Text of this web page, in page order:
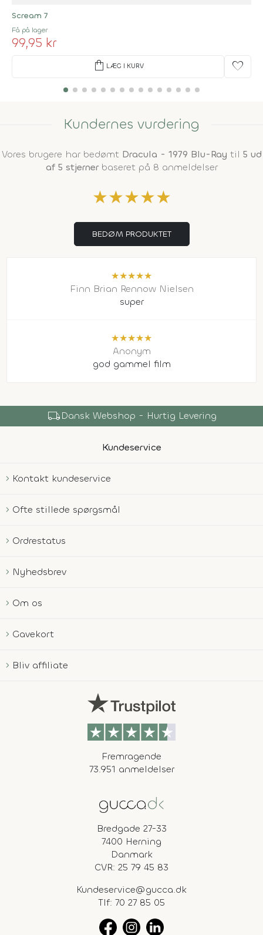
Scream 7
Få på lager
99,95 kr
shopping_bag LÆG I KURV favorite
Kundernes vurdering
Vores brugere har bedømt Dracula - 1979 Blu-Ray til 5 ud
af 5 stjernerbaseret på 8 anmeldelser
★★★★★
BEDØM PRODUKTET
★★★★★
Finn Brian Rennow Nielsen
super
★★★★★
Anonym
god gammel film
local_shippingDansk Webshop - Hurtig Levering
Kundeservice
Kontakt kundeservice
Ofte stillede spørgsmål
Ordrestatus
Nyhedsbrev
Om os
Gavekort
Bliv affiliate
Fremragende
73.951 anmeldelser
Bredgade 27-33
7400 Herning
Danmark
CVR: 25 79 45 83
Kundeservice@gucca.dk
Tlf: 70 27 85 05